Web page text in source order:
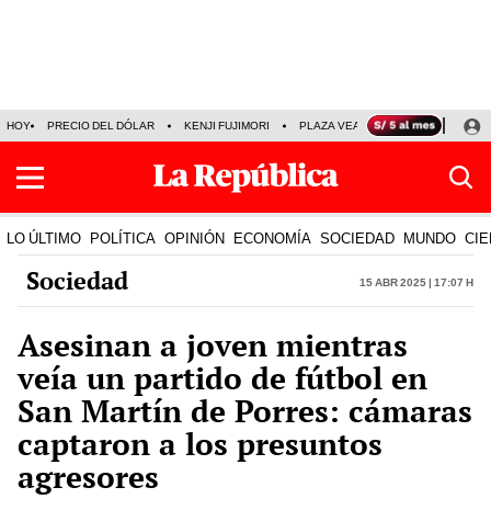
HOY PRECIO DEL DÓLAR KENJI FUJIMORI PLAZA VEA FERIADOS
LO ÚLTIMO POLÍTICA OPINIÓN ECONOMÍA SOCIEDAD MUNDO
Sociedad 15 Abr 2025 | 17:07 h
Asesinan a joven mientras
veía un partido de fútbol en
San Martín de Porres: cámaras
captaron a los presuntos
agresores